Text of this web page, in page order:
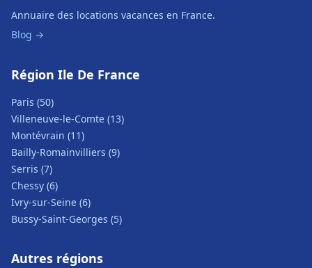
Annuaire des locations vacances en France.
Blog →
Région Ile De France
Paris (50)
Villeneuve-le-Comte (13)
Montévrain (11)
Bailly-Romainvilliers (9)
Serris (7)
Chessy (6)
Ivry-sur-Seine (6)
Bussy-Saint-Georges (5)
Autres régions